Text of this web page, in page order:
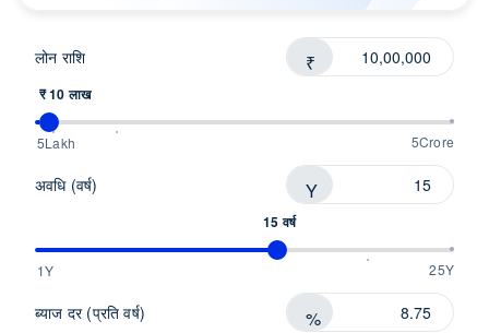
लोन राशि ₹
₹ 10 लाख
5Lakh 5Crore
अवधि (वर्ष) Y
15 वर्ष
1Y 25Y
ब्याज दर (प्रति वर्ष) %